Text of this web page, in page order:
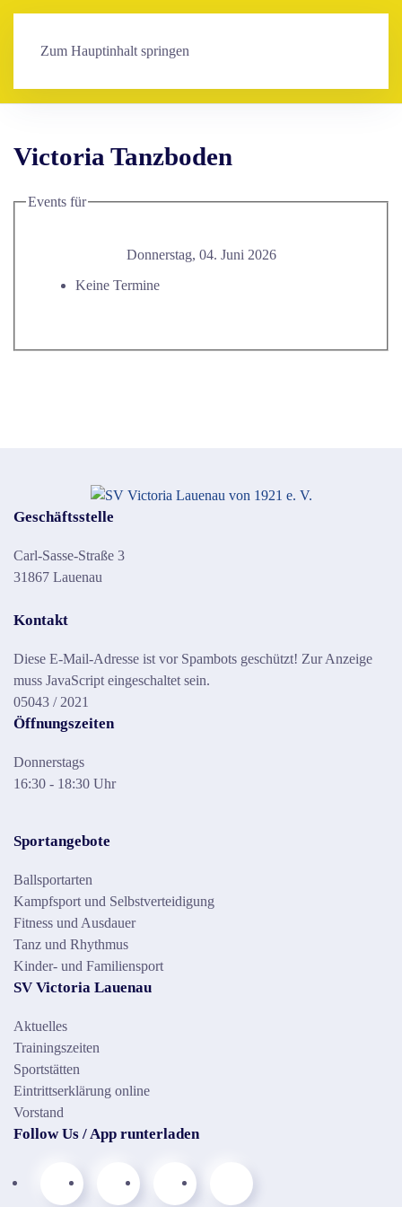
Zum Hauptinhalt springen
Victoria Tanzboden
Events für
Donnerstag, 04. Juni 2026
Keine Termine
Geschäftsstelle
Carl-Sasse-Straße 3
31867 Lauenau
Kontakt
Diese E-Mail-Adresse ist vor Spambots geschützt! Zur Anzeige
muss JavaScript eingeschaltet sein.
05043 / 2021
Öffnungszeiten
Donnerstags
16:30 - 18:30 Uhr
Sportangebote
Ballsportarten
Kampfsport und Selbstverteidigung
Fitness und Ausdauer
Tanz und Rhythmus
Kinder- und Familiensport
SV Victoria Lauenau
Aktuelles
Trainingszeiten
Sportstätten
Eintrittserklärung online
Vorstand
Follow Us / App runterladen